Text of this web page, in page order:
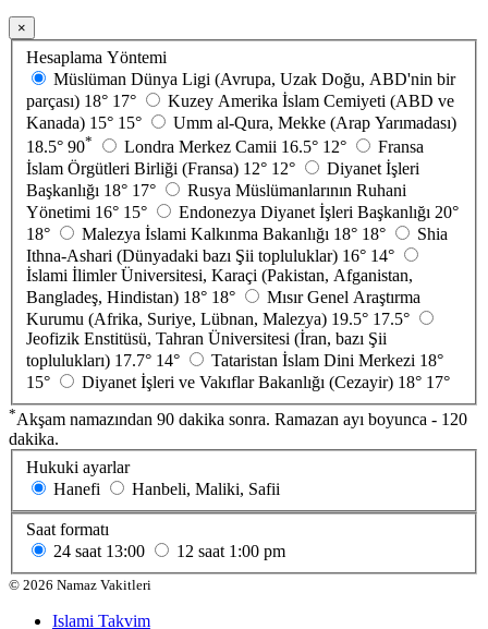
×
Hesaplama Yöntemi
Müslüman Dünya Ligi (Avrupa, Uzak Doğu, ABD'nin bir
parçası) 18° 17°
Kuzey Amerika İslam Cemiyeti (ABD ve
Kanada) 15° 15°
Umm al-Qura, Mekke (Arap Yarımadası)
18.5° 90* Londra Merkez Camii 16.5° 12°
Fransa
İslam Örgütleri Birliği (Fransa) 12° 12°
Diyanet İşleri
Başkanlığı 18° 17°
Rusya Müslümanlarının Ruhani
Yönetimi 16° 15° Endonezya Diyanet İşleri Başkanlığı 20°
18°
Malezya İslami Kalkınma Bakanlığı 18° 18°
Shia
Ithna-Ashari (Dünyadaki bazı Şii topluluklar) 16° 14°
İslami İlimler Üniversitesi, Karaçi (Pakistan, Afganistan,
Bangladeş, Hindistan) 18° 18°
Mısır Genel Araştırma
Kurumu (Afrika, Suriye, Lübnan, Malezya) 19.5° 17.5°
Jeofizik Enstitüsü, Tahran Üniversitesi (İran, bazı Şii
toplulukları) 17.7° 14° Tataristan İslam Dini Merkezi 18°
15°
Diyanet İşleri ve Vakıflar Bakanlığı (Cezayir) 18° 17°
*Akşam namazından 90 dakika sonra. Ramazan ayı boyunca - 120
dakika.
Hukuki ayarlar
Hanefi
Hanbeli, Maliki, Safii
Saat formatı
24 saat 13:00 12 saat 1:00 pm
© 2026 Namaz Vakitleri
Islami Takvim